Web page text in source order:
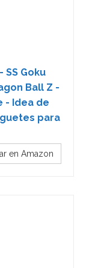
SS Goku
Ball Z -
- Idea de
para
en Amazon